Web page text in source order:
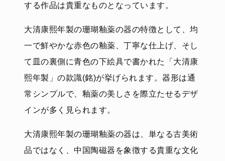
する作品は貴重なものとなっています。
大清康熙年製の珊瑚釉薬の器の特徴として、均
一で鮮やかな赤色の釉薬、丁寧な仕上げ、そし
て皿の裏側に青色の下絵具で書かれた「大清康
熙年製」の款識(銘)が挙げられます。器形は通
常シンプルで、釉薬の美しさを際立たせるデザ
インが多く見られます。
大清康熙年製の珊瑚釉薬の器は、単なる古美術
品ではなく、中国陶磁器を象徴する貴重な文化